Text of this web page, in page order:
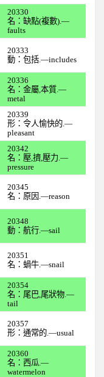
20330
名：缺點(複數).—
faults
20333
動：包括.—includes
20336
名：金屬,本質.—
metal
20339
形：令人愉快的.—
pleasant
20342
名：壓,擠,壓力.—
pressure
20345
名：原因.—reason
20348
動：航行.—sail
20351
名：蝸牛.—snail
20354
名：尾巴,尾狀物.—
tail
20357
形：通常的.—usual
20360
名：西瓜.—
watermelon